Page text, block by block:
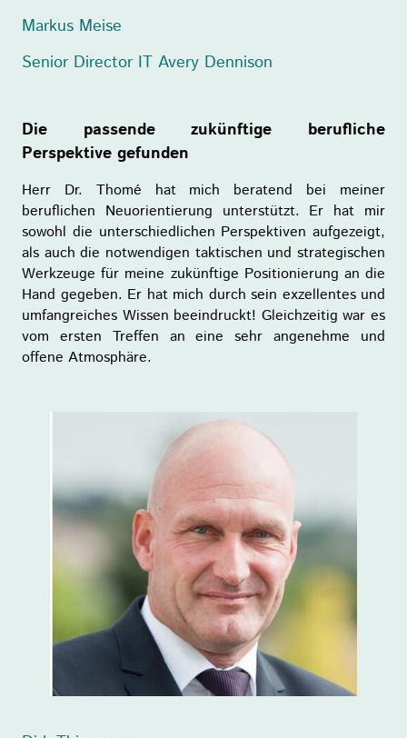
Markus Meise
Senior Director IT Avery Dennison
Die passende zukünftige berufliche
Perspektive gefunden
Herr Dr. Thomé hat mich beratend bei meiner
beruflichen Neuorientierung unterstützt. Er hat mir
sowohl die unterschiedlichen Perspektiven aufgezeigt,
als auch die notwendigen taktischen und strategischen
Werkzeuge für meine zukünftige Positionierung an die
Hand gegeben. Er hat mich durch sein exzellentes und
umfangreiches Wissen beeindruckt! Gleichzeitig war es
vom ersten Treffen an eine sehr angenehme und
offene Atmosphäre.